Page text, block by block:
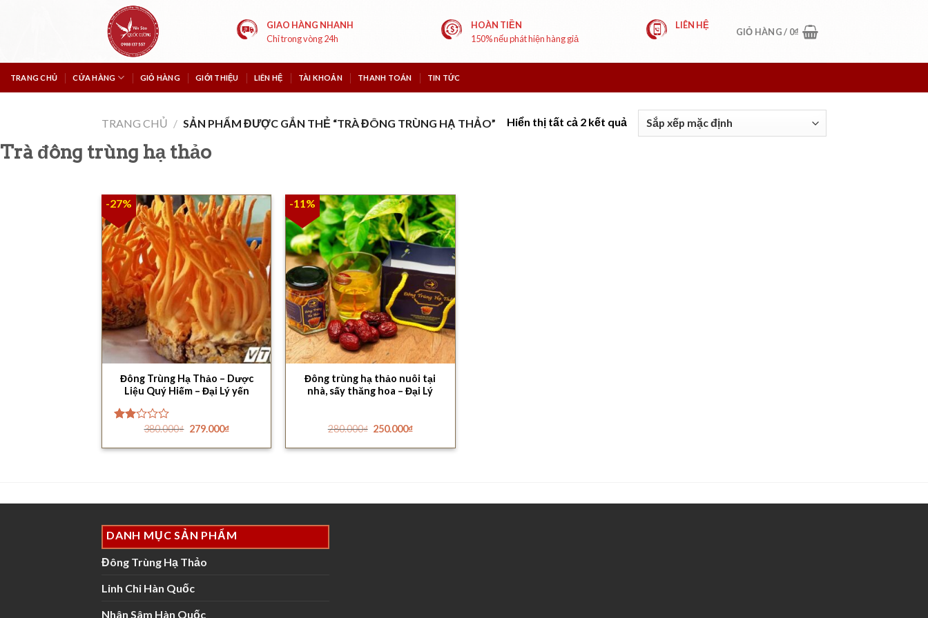
GIAO HÀNG NHANH
Chỉ trong vòng 24h
HOÀN TIỀN
150% nếu phát hiện hàng giả
LIÊN HỆ
GIỎ HÀNG / 0₫
TRANG CHỦ CỬA HÀNG GIỎ HÀNG GIỚI THIỆU LIÊN HỆ TÀI KHOẢN THANH TOÁN TIN TỨC
TRANG CHỦ / SẢN PHẨM ĐƯỢC GẮN THẺ “TRÀ ĐÔNG TRÙNG HẠ THẢO” Hiển thị tất cả 2 kết quả
Trà đông trùng hạ thảo
-27%
Đông Trùng Hạ Thảo – Dược
Liệu Quý Hiếm – Đại Lý yến
hạng
380.000₫ Giá
là:
279.000₫Giá
tại
-11%
Đông trùng hạ thảo nuôi tại
nhà, sấy thăng hoa – Đại Lý
280.000₫ Giá
là:
250.000₫Giá
tại
DANH MỤC SẢN PHẨM
Đông Trùng Hạ Thảo
Linh Chi Hàn Quốc
Nhân Sâm Hàn Quốc